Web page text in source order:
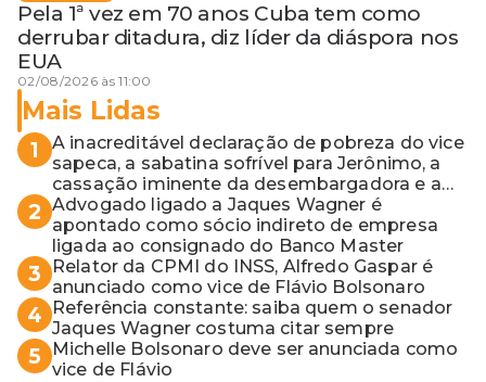
Pela 1ª vez em 70 anos Cuba tem como
derrubar ditadura, diz líder da diáspora nos
EUA
02/08/2026 às 11:00
Mais Lidas
1
A inacreditável declaração de pobreza do vice
sapeca, a sabatina sofrível para Jerônimo, a
cassação iminente da desembargadora e a
vaga do Quinto para o MP baiano
2 Advogado ligado a Jaques Wagner é
apontado como sócio indireto de empresa
ligada ao consignado do Banco Master
3
Relator da CPMI do INSS, Alfredo Gaspar é
anunciado como vice de Flávio Bolsonaro
4
Referência constante: saiba quem o senador
Jaques Wagner costuma citar sempre
5
Michelle Bolsonaro deve ser anunciada como
vice de Flávio